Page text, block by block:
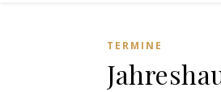
TERMINE